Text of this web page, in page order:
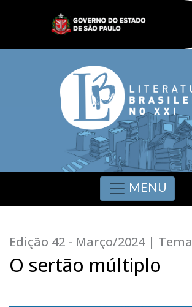
MENU
Edição 42 - Março/2024 | Tema
O sertão múltiplo